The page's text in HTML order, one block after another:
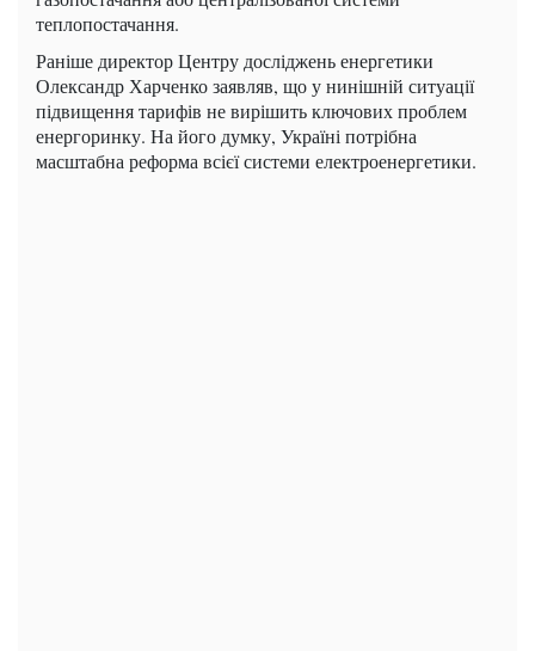
теплопостачання.
Раніше директор Центру досліджень енергетики
Олександр Харченко заявляв, що у нинішній ситуації
підвищення тарифів не вирішить ключових проблем
енергоринку. На його думку, Україні потрібна
масштабна реформа всієї системи електроенергетики.